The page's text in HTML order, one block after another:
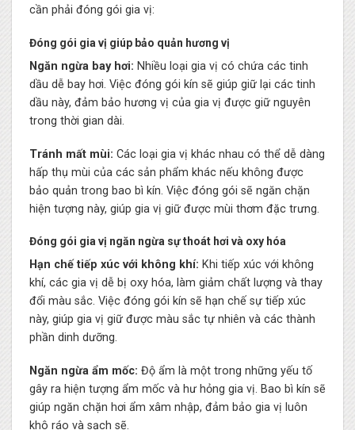
cần phải đóng gói gia vị:
Đóng gói gia vị giúp bảo quản hương vị
Ngăn ngừa bay hơi: Nhiều loại gia vị có chứa các tinh
dầu dễ bay hơi. Việc đóng gói kín sẽ giúp giữ lại các tinh
dầu này, đảm bảo hương vị của gia vị được giữ nguyên
trong thời gian dài.
Tránh mất mùi: Các loại gia vị khác nhau có thể dễ dàng
hấp thụ mùi của các sản phẩm khác nếu không được
bảo quản trong bao bì kín. Việc đóng gói sẽ ngăn chặn
hiện tượng này, giúp gia vị giữ được mùi thơm đặc trưng.
Đóng gói gia vị ngăn ngừa sự thoát hơi và oxy hóa
Hạn chế tiếp xúc với không khí: Khi tiếp xúc với không
khí, các gia vị dễ bị oxy hóa, làm giảm chất lượng và thay
đổi màu sắc. Việc đóng gói kín sẽ hạn chế sự tiếp xúc
này, giúp gia vị giữ được màu sắc tự nhiên và các thành
phần dinh dưỡng.
Ngăn ngừa ẩm mốc: Độ ẩm là một trong những yếu tố
gây ra hiện tượng ẩm mốc và hư hỏng gia vị. Bao bì kín sẽ
giúp ngăn chặn hơi ẩm xâm nhập, đảm bảo gia vị luôn
khô ráo và sạch sẽ.